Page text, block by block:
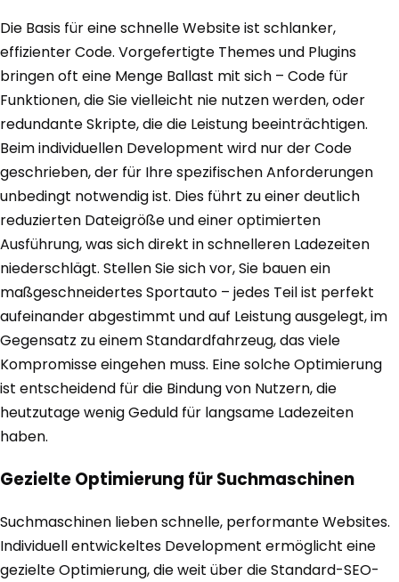
Die Basis für eine schnelle Website ist schlanker,
effizienter Code. Vorgefertigte Themes und Plugins
bringen oft eine Menge Ballast mit sich – Code für
Funktionen, die Sie vielleicht nie nutzen werden, oder
redundante Skripte, die die Leistung beeinträchtigen.
Beim individuellen Development wird nur der Code
geschrieben, der für Ihre spezifischen Anforderungen
unbedingt notwendig ist. Dies führt zu einer deutlich
reduzierten Dateigröße und einer optimierten
Ausführung, was sich direkt in schnelleren Ladezeiten
niederschlägt. Stellen Sie sich vor, Sie bauen ein
maßgeschneidertes Sportauto – jedes Teil ist perfekt
aufeinander abgestimmt und auf Leistung ausgelegt, im
Gegensatz zu einem Standardfahrzeug, das viele
Kompromisse eingehen muss. Eine solche Optimierung
ist entscheidend für die Bindung von Nutzern, die
heutzutage wenig Geduld für langsame Ladezeiten
haben.
Gezielte Optimierung für Suchmaschinen
Suchmaschinen lieben schnelle, performante Websites.
Individuell entwickeltes Development ermöglicht eine
gezielte Optimierung, die weit über die Standard-SEO-